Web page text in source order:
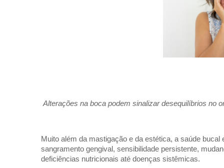
Alterações na boca podem sinalizar desequilíbrios no
Muito além da mastigação e da estética, a saúde
sangramento gengival, sensibilidade persistente,
deficiências nutricionais até doenças sistêmicas.